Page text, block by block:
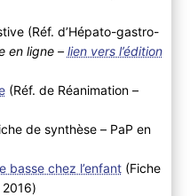
(Réf. d’Hépato-gastro-
en ligne – lien vers l’édition
(Réf. de Réanimation –
de synthèse – PaP en
basse chez l’enfant(Fiche
)